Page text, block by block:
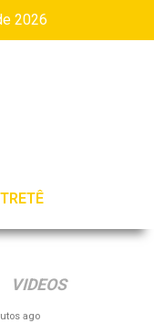
2026
VIDEOS
ago